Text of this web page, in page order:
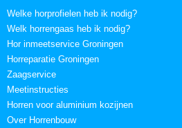
Welke horprofielen heb ik nodig?
Welk horrengaas heb ik nodig?
Hor inmeetservice Groningen
Horreparatie Groningen
Zaagservice
Meetinstructies
Horren voor aluminium kozijnen
Over Horrenbouw